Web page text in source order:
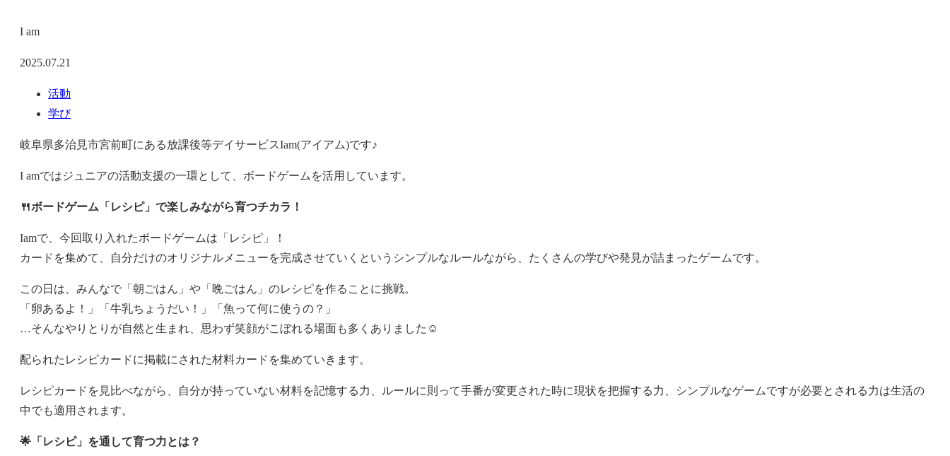
I am
2025.07.21
活動
学び
岐阜県多治見市宮前町にある放課後等デイサービスIam(アイアム)です♪
I amではジュニアの活動支援の一環として、ボードゲームを活用しています。
🍴ボードゲーム「レシピ」で楽しみながら育つチカラ！
Iamで、今回取り入れたボードゲームは「レシピ」！
カードを集めて、自分だけのオリジナルメニューを完成させていくというシンプルなルールながら、たくさんの学びや発見が詰まったゲームです。
この日は、みんなで「朝ごはん」や「晩ごはん」のレシピを作ることに挑戦。
「卵あるよ！」「牛乳ちょうだい！」「魚って何に使うの？」
…そんなやりとりが自然と生まれ、思わず笑顔がこぼれる場面も多くありました☺️
配られたレシピカードに掲載にされた材料カードを集めていきます。
レシピカードを見比べながら、自分が持っていない材料を記憶する力、ルールに則って手番が変更された時に現状を把握する力、シンプルなゲームですが必要とされる力は生活の
中でも適用されます。
🌟 「レシピ」を通して育つ力とは？